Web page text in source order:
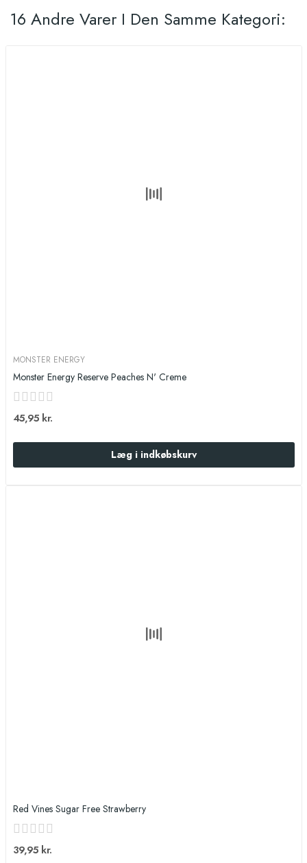
16 Andre Varer I Den Samme Kategori:
MONSTER ENERGY
Monster Energy Reserve Peaches N' Creme
45,95 kr.
Læg i indkøbskurv
Red Vines Sugar Free Strawberry
39,95 kr.